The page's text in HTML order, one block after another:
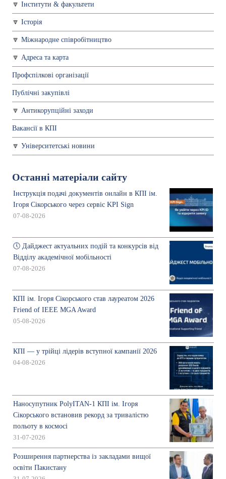
Інститути & факультети
Історія
Міжнародне співробітництво
Адреса та карта
Профспiлкові організації
Публічні закупівлі
Антикорупційні заходи
Вакансії в КПІ
Університетські новини
Останні матеріали сайту
Інструкція подачі документів онлайн в КПІ ім.
Ігоря Сікорського через сервіс KPI Sign
07-08-2026
🕔 Дайджест актуальних подій та конкурсів від
Відділу академічної мобільності
07-08-2026
КПІ ім. Ігоря Сікорського став лауреатом 2026
Friend of IEEE MGA Award
05-08-2026
КПІ — у трійці лідерів вступної кампанії 2026
04-08-2026
Наносупутник PolyITAN-1 КПІ ім. Ігоря
Сікорського встановив рекорд за тривалістю
польоту в космосі
31-07-2026
Розширення партнерства із закладами вищої
освіти Пакистану